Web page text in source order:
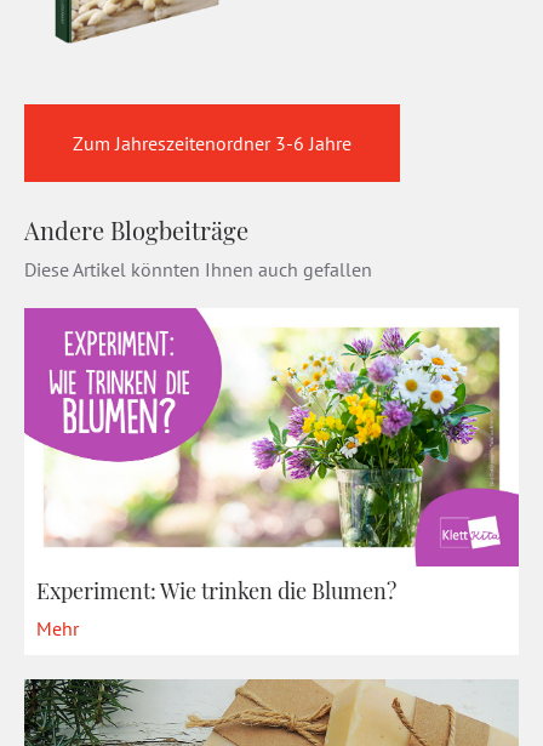
Zum Jahreszeitenordner 3-6 Jahre
Andere Blogbeiträge
Diese Artikel könnten Ihnen auch gefallen
Experiment: Wie trinken die Blumen?
Mehr